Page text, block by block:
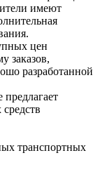
имеют
цен
заказов,
разработанной
транспортных